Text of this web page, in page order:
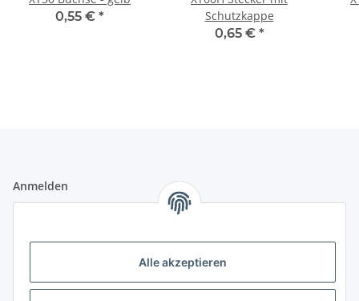
Alle akzeptieren
0,55 € *
Schutzkappe
0,65 € *
Anmelden
markierten Felder sind Pflichtfelder.
Passwort